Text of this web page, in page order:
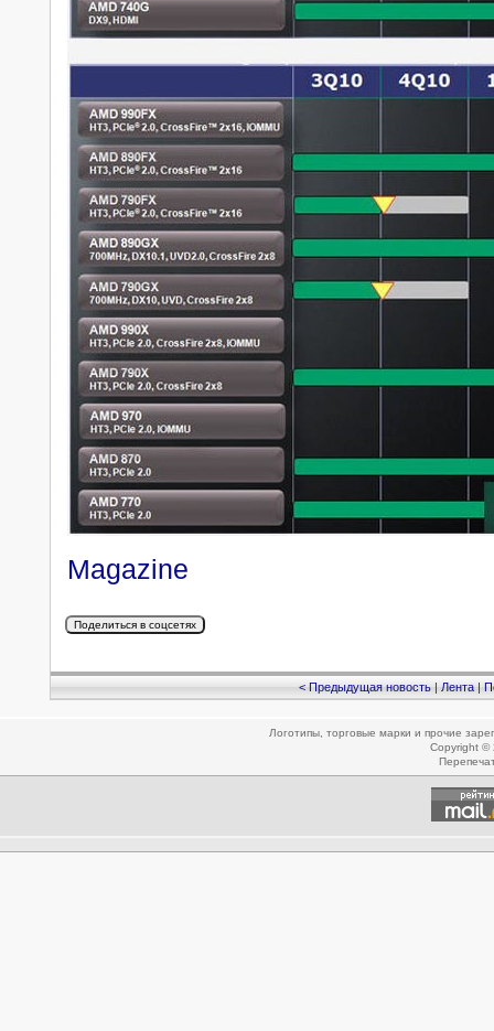
Magazine
< Предыдущая новость Лента|
Логотипы, торговые марки и прочие
Copyright ©